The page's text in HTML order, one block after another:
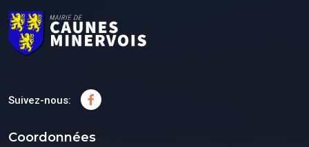
Suivez-nous:
Coordonnées